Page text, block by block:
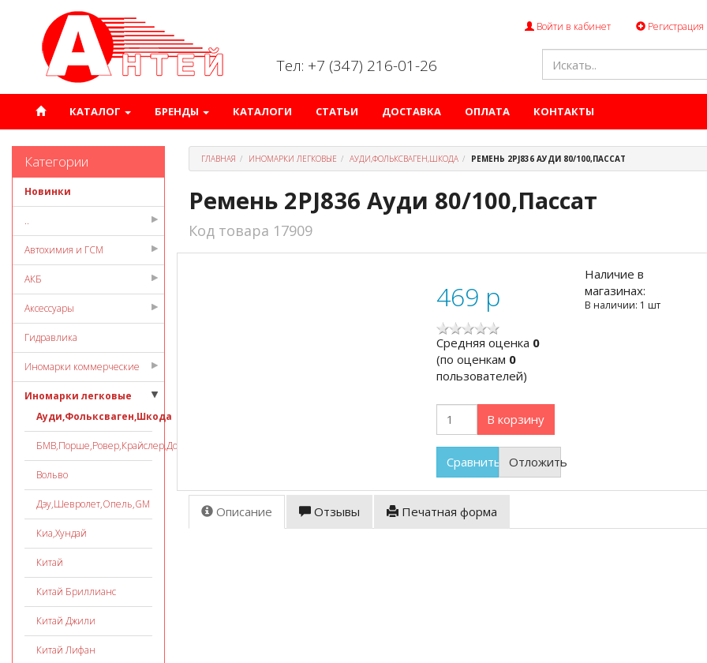
Войти в кабинет Регистрация
Тел: +7 (347) 216-01-26
КАТАЛОГ БРЕНДЫ КАТАЛОГИ СТАТЬИ ДОСТАВКА ОПЛАТА КОНТАКТЫ
Категории
Новинки
..
Автохимия и ГСМ
АКБ
Аксессуары
Гидравлика
Иномарки коммерческие
Иномарки легковые
Ауди,Фольксваген,Шкода
БМВ,Порше,Ровер,Крайслер,Додж
Вольво
Дэу,Шевролет,Опель,GM
Киа,Хундай
Китай
Китай Бриллианс
Китай Джили
Китай Лифан
ГЛАВНАЯ ИНОМАРКИ ЛЕГКОВЫЕ АУДИ,ФОЛЬКСВАГЕН,ШКОДА РЕМЕНЬ 2PJ836 АУДИ 80/100,ПАССАТ
Ремень 2PJ836 Ауди 80/100,Пассат
Код товара 17909
469 p
Cредняя оценка 0
(по оценкам 0
пользователей)
В корзину
Сравнить Отложить
Наличие в
магазинах:
В наличии: 1 шт
Описание Отзывы Печатная форма